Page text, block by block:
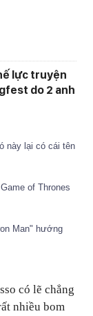
lực truyện
do 2 anh
này lại có cái tên
of Thrones
Man" hướng
có lẽ chẳng
nhiều bom